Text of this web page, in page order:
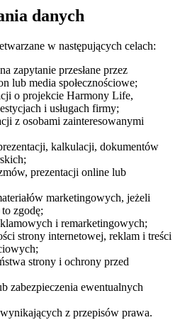
danych
w następujących celach:
zapytanie przesłane przez
lub media społecznościowe;
o projekcie Harmony Life,
i usługach firmy;
z osobami zainteresowanymi
kalkulacji, dokumentów
prezentacji online lub
marketingowych, jeżeli
zgodę;
i remarketingowych;
strony internetowej, reklam i treści
strony i ochrony przed
zabezpieczenia ewentualnych
z przepisów prawa.